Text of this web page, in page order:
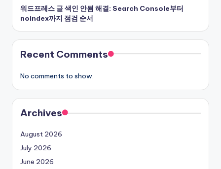
워드프레스 글 색인 안됨 해결: Search Console부터
noindex까지 점검 순서
Recent Comments
No comments to show.
Archives
August 2026
July 2026
June 2026